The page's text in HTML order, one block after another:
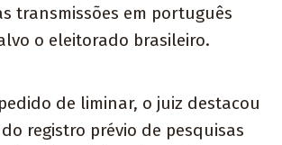
transmissões em português
o eleitorado brasileiro.
de liminar, o juiz destacou
registro prévio de pesquisas